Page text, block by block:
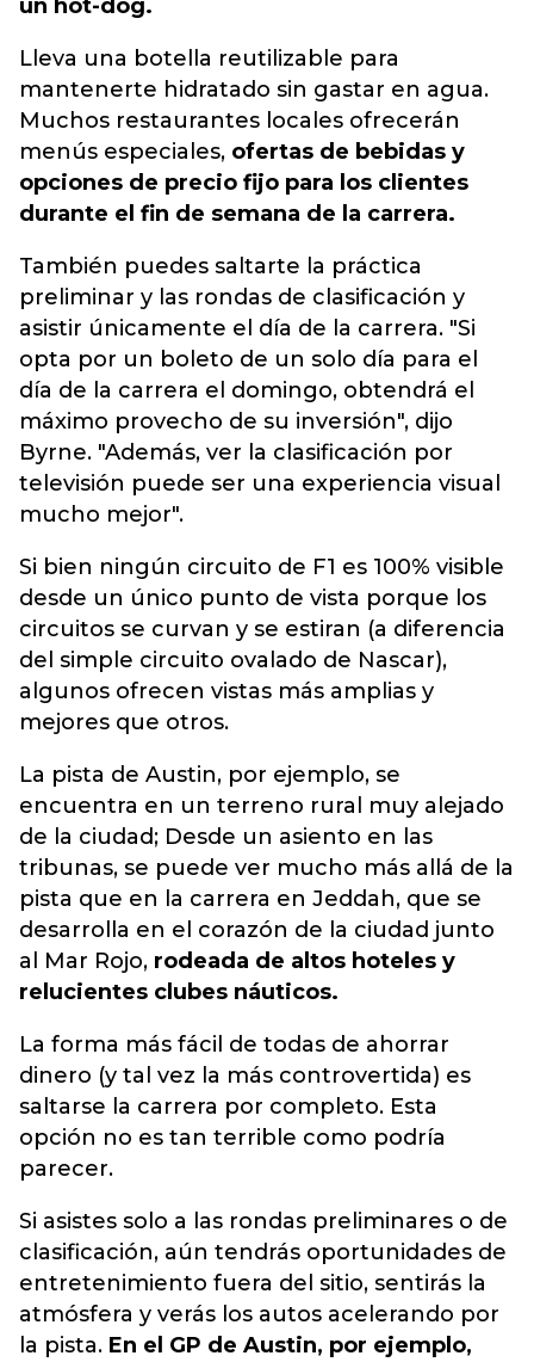
un hot-dog.
Lleva una botella reutilizable para
mantenerte hidratado sin gastar en agua.
Muchos restaurantes locales ofrecerán
menús especiales, ofertas de bebidas y
opciones de precio fijo para los clientes
durante el fin de semana de la carrera.
También puedes saltarte la práctica
preliminar y las rondas de clasificación y
asistir únicamente el día de la carrera. "Si
opta por un boleto de un solo día para el
día de la carrera el domingo, obtendrá el
máximo provecho de su inversión", dijo
Byrne. "Además, ver la clasificación por
televisión puede ser una experiencia visual
mucho mejor".
Si bien ningún circuito de F1 es 100% visible
desde un único punto de vista porque los
circuitos se curvan y se estiran (a diferencia
del simple circuito ovalado de Nascar),
algunos ofrecen vistas más amplias y
mejores que otros.
La pista de Austin, por ejemplo, se
encuentra en un terreno rural muy alejado
de la ciudad; Desde un asiento en las
tribunas, se puede ver mucho más allá de la
pista que en la carrera en Jeddah, que se
desarrolla en el corazón de la ciudad junto
al Mar Rojo, rodeada de altos hoteles y
relucientes clubes náuticos.
La forma más fácil de todas de ahorrar
dinero (y tal vez la más controvertida) es
saltarse la carrera por completo. Esta
opción no es tan terrible como podría
parecer.
Si asistes solo a las rondas preliminares o de
clasificación, aún tendrás oportunidades de
entretenimiento fuera del sitio, sentirás la
atmósfera y verás los autos acelerando por
la pista. En el GP de Austin, por ejemplo,